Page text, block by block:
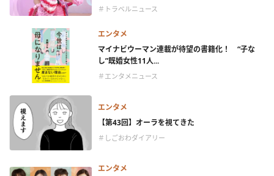
＃トラベルニュース
エンタメ
マイナビウーマン連載が待望の書籍化！ “子な
し”既婚女性11人...
＃エンタメニュース
エンタメ
【第43回】オーラを視てきた
＃しごおわダイアリー
エンタメ